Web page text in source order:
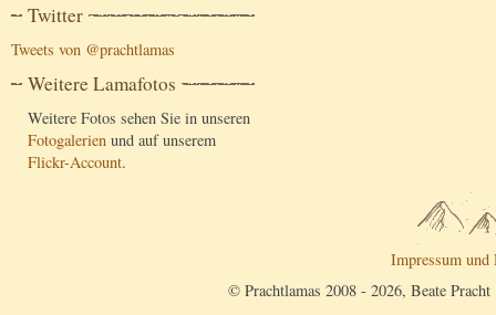
Twitter
Tweets von @prachtlamas
Weitere Lamafotos
Weitere Fotos sehen Sie in unseren
Fotogalerien und auf unserem
Flickr-Account.
Impressum und
© Prachtlamas 2008 - 2026, Beate Pracht